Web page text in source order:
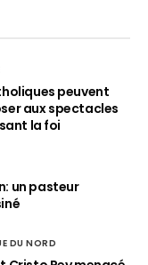
peuvent
aux spectacles
la foi
un pasteur
DU NORD